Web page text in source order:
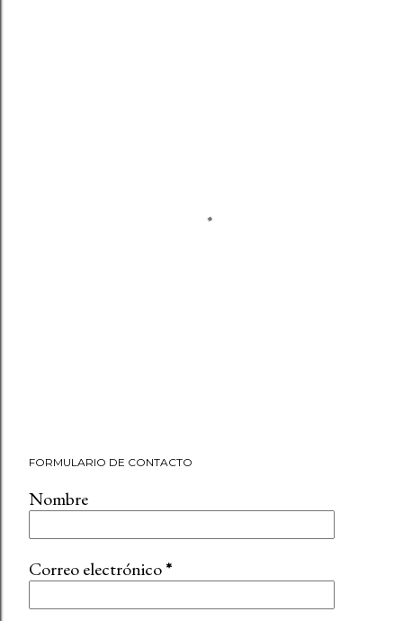
FORMULARIO DE CONTACTO
Nombre
Correo electrónico*